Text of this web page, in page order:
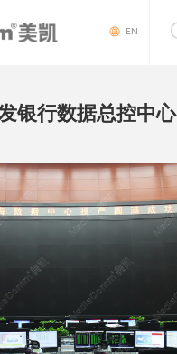
EN
银行数据总控中心